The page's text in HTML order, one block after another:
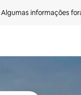
Algumas informações